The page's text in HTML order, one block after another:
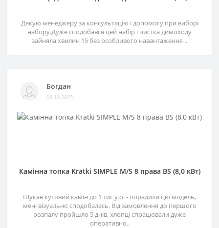
Дякую менеджеру за консультацію і допомогу при виборі
набору.Дуже сподобався цей набір і чистка димоходу
зайняла хвилин 15 без особливого навантаження ..
Богдан
08.10.2025
Камінна топка Kratki SIMPLE M/S 8 права BS (8,0 кВт)
Шукав кутовий камін до 1 тис у.о. - порадили цю модель,
мені візуально сподобалась. Від замовлення до першого
розпалу пройшло 5 днів, хлопці спрацювали дуже
оперативно..